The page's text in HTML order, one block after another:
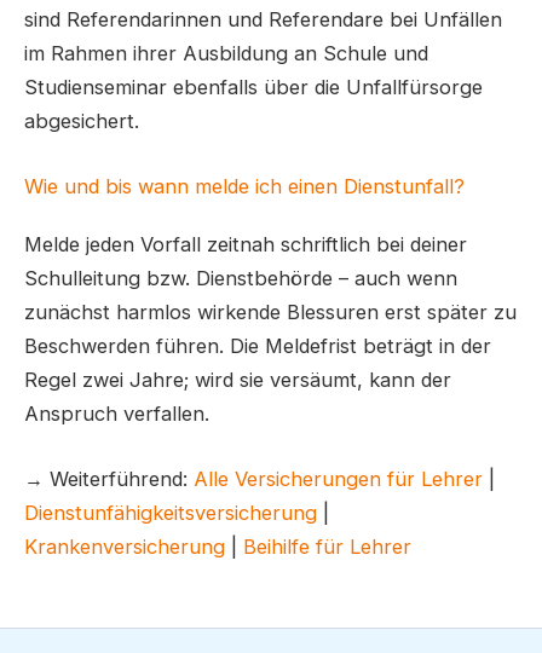
sind Referendarinnen und Referendare bei Unfällen
im Rahmen ihrer Ausbildung an Schule und
Studienseminar ebenfalls über die Unfallfürsorge
abgesichert.
Wie und bis wann melde ich einen Dienstunfall?
Melde jeden Vorfall zeitnah schriftlich bei deiner
Schulleitung bzw. Dienstbehörde – auch wenn
zunächst harmlos wirkende Blessuren erst später zu
Beschwerden führen. Die Meldefrist beträgt in der
Regel zwei Jahre; wird sie versäumt, kann der
Anspruch verfallen.
→ Weiterführend: Alle Versicherungen für Lehrer
Dienstunfähigkeitsversicherung
Krankenversicherung
Beihilfe für Lehrer